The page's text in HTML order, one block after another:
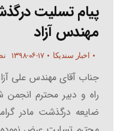
پیام تسلیت
مهندس آزاد
اخبار سندیکا ۱۳۹۸-۰۶-۱۷
جناب آقای مهندس علی
راه و دبیر محترم انجمن
ضایعه درگذشت مادر